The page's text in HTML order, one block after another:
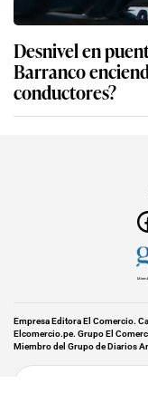
Desnivel en
Barranco
conductores?
Empresa Editora El Comercio.
Elcomercio.pe. Grupo El
Miembro del Grupo de Diarios